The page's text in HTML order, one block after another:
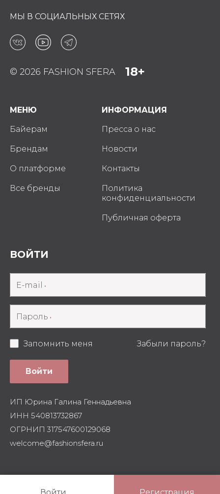
МЫ В СОЦИАЛЬНЫХ СЕТЯХ
© 2026 FASHION SFERA 18+
МЕНЮ
Байерам
Брендам
О платформе
Все бренды
ИНФОРМАЦИЯ
Пресса о нас
Новости
Контакты
Политика
конфиденциальности
Публичная оферта
ВОЙТИ
E-mail
Пароль
Запомнить меня Забыли пароль?
Войти
ИП Юрина Галина Геннадьевна
ИНН 540813732867
ОГРНИП 317547600129068
welcome@fashionsfera.ru